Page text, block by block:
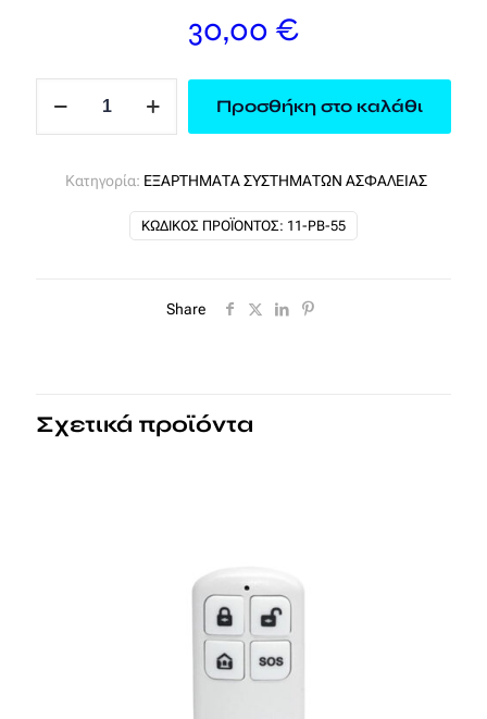
30,00 €
Μεταλλική
Παγίδα
Προσθήκη στο καλάθι
ΚΩΔΙΚΌΣ ΠΡΟΪΌΝΤΟΣ: 11-PB-55
Κατηγορία: ΕΞΑΡΤΗΜΑΤΑ ΣΥΣΤΗΜΑΤΩΝ ΑΣΦΑΛΕΙΑΣ
Share
Σχετικά προϊόντα